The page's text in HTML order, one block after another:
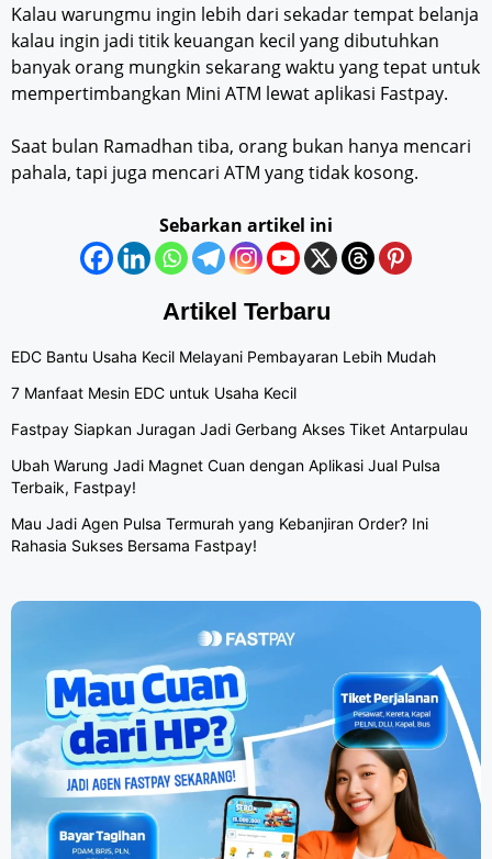
Kalau warungmu ingin lebih dari sekadar tempat belanja
kalau ingin jadi titik keuangan kecil yang dibutuhkan
banyak orang mungkin sekarang waktu yang tepat untuk
mempertimbangkan Mini ATM lewat aplikasi Fastpay.
Saat bulan Ramadhan tiba, orang bukan hanya mencari
pahala, tapi juga mencari ATM yang tidak kosong.
Sebarkan artikel ini
Artikel Terbaru
EDC Bantu Usaha Kecil Melayani Pembayaran Lebih Mudah
7 Manfaat Mesin EDC untuk Usaha Kecil
Fastpay Siapkan Juragan Jadi Gerbang Akses Tiket Antarpulau
Ubah Warung Jadi Magnet Cuan dengan Aplikasi Jual Pulsa
Terbaik, Fastpay!
Mau Jadi Agen Pulsa Termurah yang Kebanjiran Order? Ini
Rahasia Sukses Bersama Fastpay!